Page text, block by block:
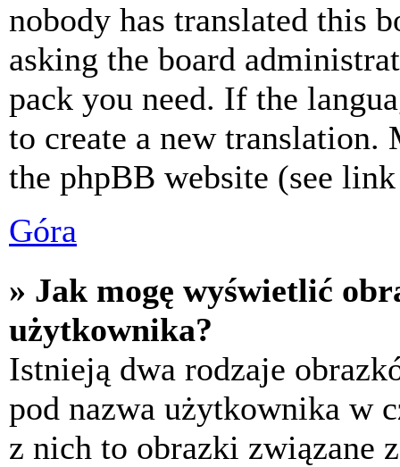
nobody has translated this
asking the board
pack you need. If the
to create a new
the phpBB website (see
Góra
» Jak mogę wyświetlić
użytkownika?
Istnieją dwa rodzaje
pod nazwa użytkownika w
z nich to obrazki związane